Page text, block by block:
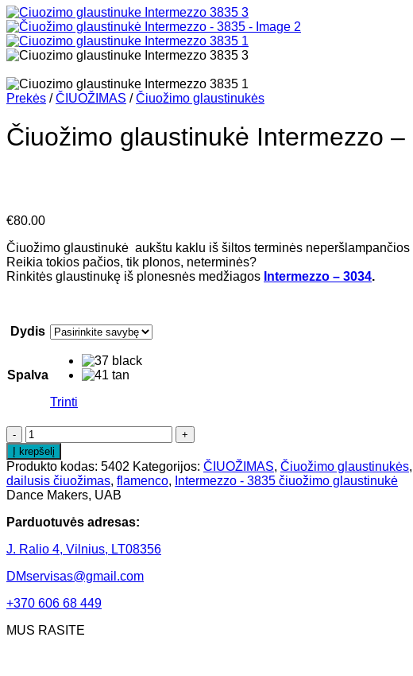
Prekės / ČIUOŽIMAS / Čiuožimo glaustinukės
Čiuožimo glaustinukė Intermezzo –
€80.00
Čiuožimo glaustinukė aukštu kaklu iš šiltos terminės
Reikia tokios pačios, tik plonos, neterminės?
Rinkitės glaustinukę iš plonesnės medžiagos Intermezzo – 3034.
Dydis
Spalva
Trinti
Į krepšelį
Produkto kodas: 5402 Kategorijos: ČIUOŽIMAS, Čiuožimo glaustinukės,
dailusis čiuožimas, flamenco, Intermezzo - 3835 čiuožimo glaustinukė
Dance Makers, UAB
Parduotuvės adresas:
J. Ralio 4, Vilnius, LT08356
DMservisas@gmail.com
+370 606 68 449
MUS RASITE